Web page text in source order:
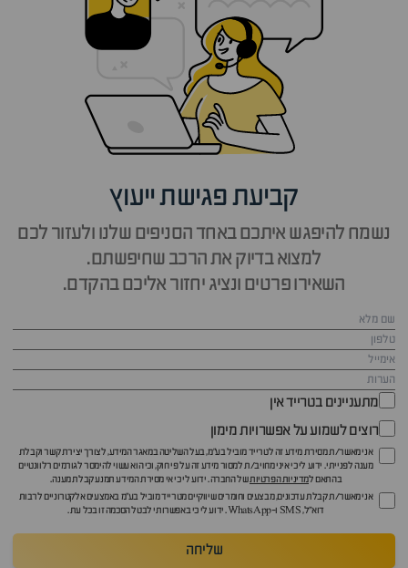
קביעת פגישת ייעוץ
נשמח להיפגש איתכם באחד הסניפים שלנו ולעזור לכם
למצוא בדיוק את הרכב שחיפשתם.
השאירו פרטים ונציג יחזור אליכם בהקדם.
מתעניינים בטרייד אין
רוצים לשמוע על אפשרויות מימון
אני מאשר/ת מסירת מידע זה לטרייד מוביל בע"מ, בעל השליטה במאגר המידע, לצורך יצירת קשר וקבלת
מענה לפנייתי. ידוע לי כי איני מחויב/ת למסור מידע זה על פי חוק, וכי הוא עשוי להימסר לגורמים רלוונטיים
בהתאם למדיניות הפרטיותשל החברה. ידוע לי כי אי מסירת המידע תמנע קבלת מענה.
אני מאשר/ת קבלת עדכונים, מבצעים וחומרים שיווקיים מטרייד מוביל בע"מ באמצעים אלקטרוניים לרבות
דוא״ל, SMS ו-WhatsApp. ידוע לי כי באפשרותי לבטל הסכמה זו בכל עת.
שליחה